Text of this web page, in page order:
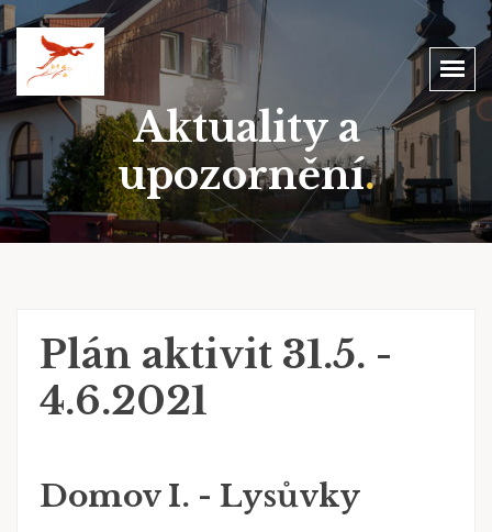
Aktuality a
upozornění.
Plán aktivit 31.5. -
4.6.2021
Domov I. - Lysůvky